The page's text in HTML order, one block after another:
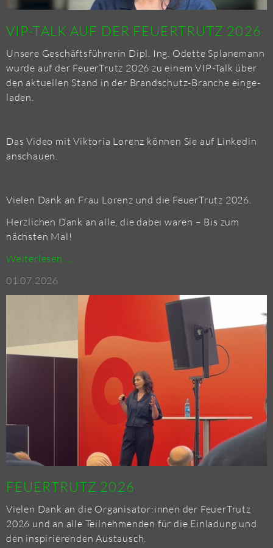
VIP-TALK AUF DER FEU­ERT­RUTZ 2026
Un­se­re Ge­schäfts­füh­re­rin Dipl. Ing. Odet­te Spl­a­ne­mann
wurde auf der Feu­erT­rutz 2026 zu einem VIP-Talk über
den ak­tu­el­len Stand in der Brand­schutz-Bran­che ein­ge­
la­den.
Das Video mit Vik­to­ria Lo­renz kön­nen Sie auf Lin­kedin
an­schau­en.
Vie­len Dank an Frau Lo­renz und die Feu­erT­rutz 2026.
Herz­li­chen Dank an alle, die dabei waren – Bis zum
nächs­ten Mal!
Wei­ter­le­sen …
DER
FEU­
RUTZ
2026
01.07.2026
FEU­ERT­RUTZ 2026
Vie­len Dank an die Or­ga­ni­sa­tor:innen der Feu­erT­rutz
2026 und an alle Teil­neh­men­den für die Ein­la­dung und
den in­spi­rie­ren­den Aus­tausch.